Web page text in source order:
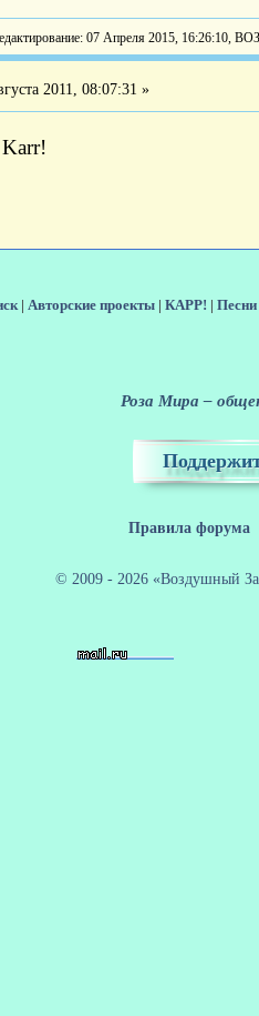
07 Апреля 2015, 16:26:10,
2011, 08:07:31 »
| Авторские проекты | КАРР! | Песни
Роза Мира –
Правила форума
© 2009 - 2026 «Воздушный